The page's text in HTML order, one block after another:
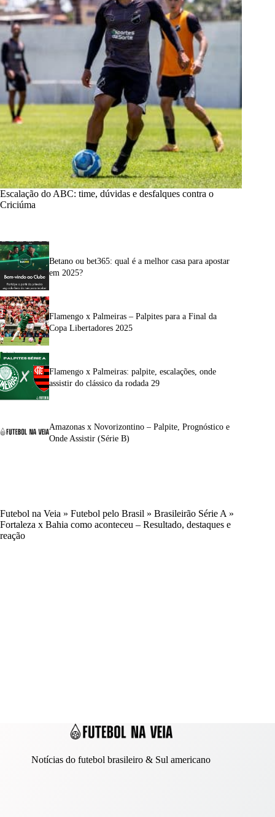
Escalação do ABC: time, dúvidas e desfalques contra o
Criciúma
Betano ou bet365: qual é a melhor casa para apostar
em 2025?
Flamengo x Palmeiras – Palpites para a Final da
Copa Libertadores 2025
Flamengo x Palmeiras: palpite, escalações, onde
assistir do clássico da rodada 29
Amazonas x Novorizontino – Palpite, Prognóstico e
Onde Assistir (Série B)
Futebol na Veia » Futebol pelo Brasil » Brasileirão Série A »
Fortaleza x Bahia como aconteceu – Resultado, destaques e
reação
Notícias do futebol brasileiro & Sul americano